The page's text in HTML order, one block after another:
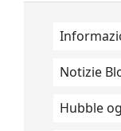
Notizie
Hubble